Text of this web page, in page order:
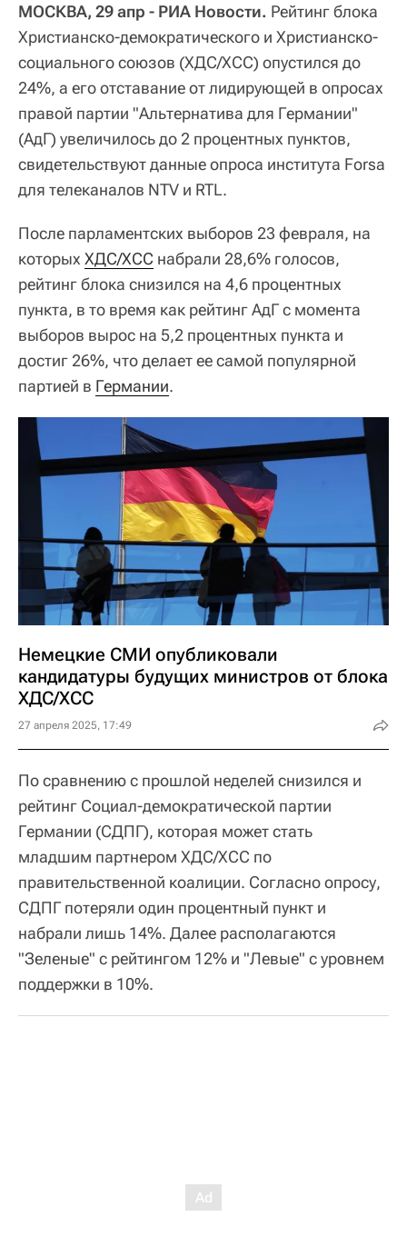
МОСКВА, 29 апр - РИА Новости. Рейтинг блока
Христианско-демократического и Христианско-
социального союзов (ХДС/ХСС) опустился до
24%, а его отставание от лидирующей в опросах
правой партии "Альтернатива для Германии"
(АдГ) увеличилось до 2 процентных пунктов,
свидетельствуют данные опроса института Forsa
для телеканалов NTV и RTL.
После парламентских выборов 23 февраля, на
которых ХДС/ХСС набрали 28,6% голосов,
рейтинг блока снизился на 4,6 процентных
пункта, в то время как рейтинг АдГ с момента
выборов вырос на 5,2 процентных пункта и
достиг 26%, что делает ее самой популярной
партией в Германии.
Немецкие СМИ опубликовали
кандидатуры будущих министров от блока
ХДС/ХСС
27 апреля 2025, 17:49
По сравнению с прошлой неделей снизился и
рейтинг Социал-демократической партии
Германии (СДПГ), которая может стать
младшим партнером ХДС/ХСС по
правительственной коалиции. Согласно опросу,
СДПГ потеряли один процентный пункт и
набрали лишь 14%. Далее располагаются
"Зеленые" с рейтингом 12% и "Левые" с уровнем
поддержки в 10%.